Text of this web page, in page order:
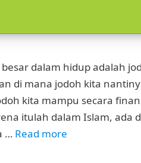
dalam hidup adalah
di mana jodoh kita
kita mampu secara
itulah dalam Islam, ada
… Read more